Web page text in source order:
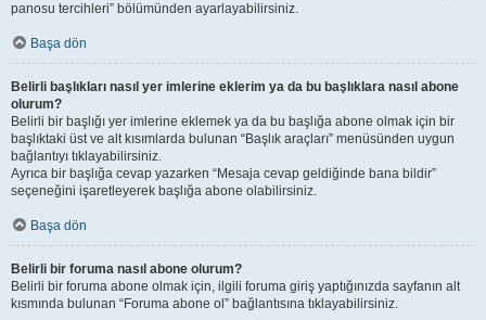
panosu tercihleri” bölümünden ayarlayabilirsiniz.
Başa dön
Belirli başlıkları nasıl yer imlerine eklerim ya da bu başlıklara nasıl abone
olurum?
Belirli bir başlığı yer imlerine eklemek ya da bu başlığa abone olmak için bir
başlıktaki üst ve alt kısımlarda bulunan “Başlık araçları” menüsünden uygun
bağlantıyı tıklayabilirsiniz.
Ayrıca bir başlığa cevap yazarken “Mesaja cevap geldiğinde bana bildir”
seçeneğini işaretleyerek başlığa abone olabilirsiniz.
Başa dön
Belirli bir foruma nasıl abone olurum?
Belirli bir foruma abone olmak için, ilgili foruma giriş yaptığınızda sayfanın alt
kısmında bulunan “Foruma abone ol” bağlantısına tıklayabilirsiniz.